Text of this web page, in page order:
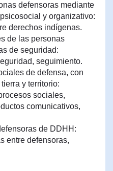
defensoras mediante
y organizativo:
derechos indígenas.
de las personas
de seguridad:
seguimiento.
de defensa, con
y territorio:
sociales,
comunicativos,
de DDHH:
entre defensoras,